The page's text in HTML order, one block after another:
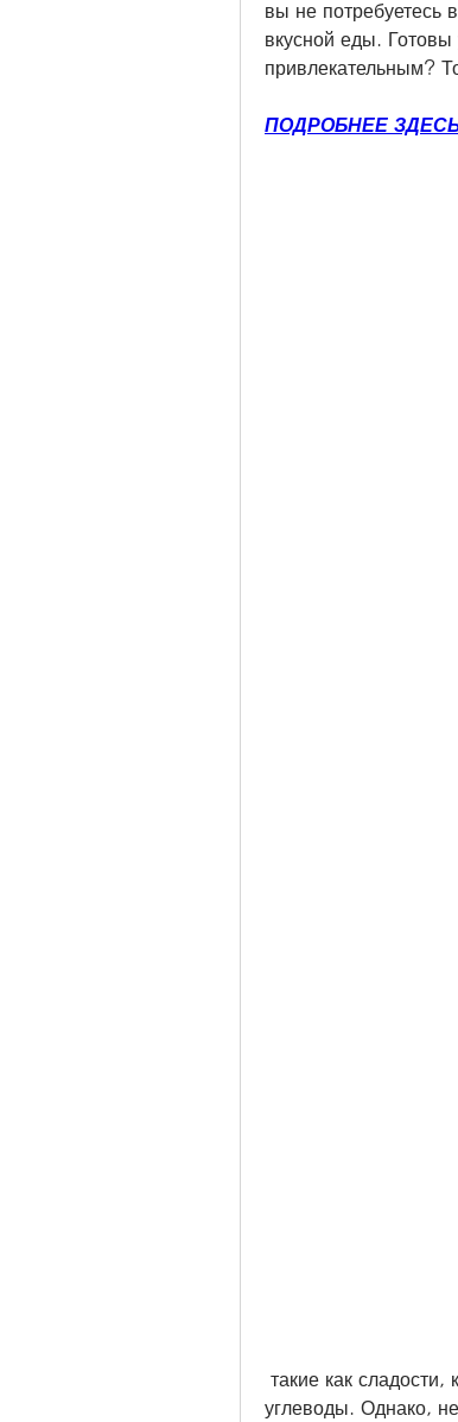
вы не потребуетесь
вкусной еды. Готовы
привлекательным?
ПОДРОБНЕЕ
углеводы. Однако,